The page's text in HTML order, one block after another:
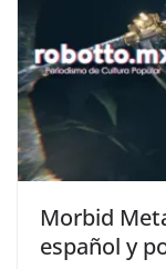
Morbid
español y